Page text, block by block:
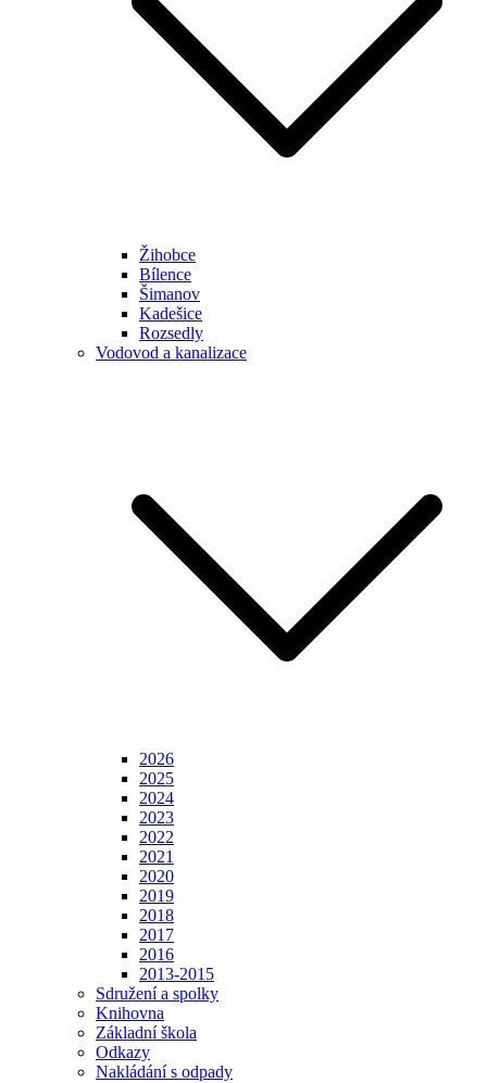
Žihobce
Bílence
Šimanov
Kadešice
Rozsedly
Vodovod a kanalizace
2026
2025
2024
2023
2022
2021
2020
2019
2018
2017
2016
2013-2015
Sdružení a spolky
Knihovna
Základní škola
Odkazy
Nakládání s odpady